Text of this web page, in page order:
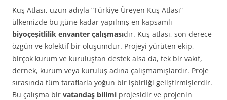
Kuş Atlası, uzun adıyla “Türkiye Üreyen Kuş Atlası”
ülkemizde bu güne kadar yapılmış en kapsamlı
biyoçeşitlilik envanter çalışmasıdır. Kuş atlası, son derece
özgün ve kolektif bir oluşumdur. Projeyi yürüten ekip,
birçok kurum ve kuruluştan destek alsa da, tek bir vakıf,
dernek, kurum veya kuruluş adına çalışmamışlardır. Proje
sırasında tüm taraflarla yoğun bir işbirliği geliştirmişlerdir.
Bu çalışma bir vatandaş bilimi projesidir ve projenin